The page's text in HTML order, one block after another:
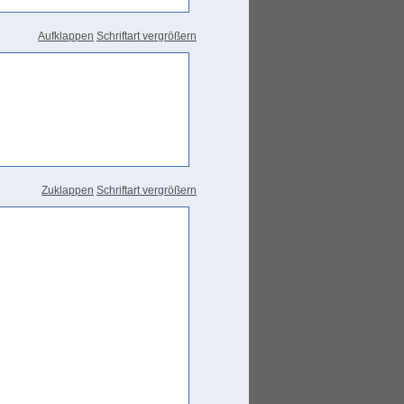
Aufklappen Schriftart vergrößern
Zuklappen Schriftart vergrößern